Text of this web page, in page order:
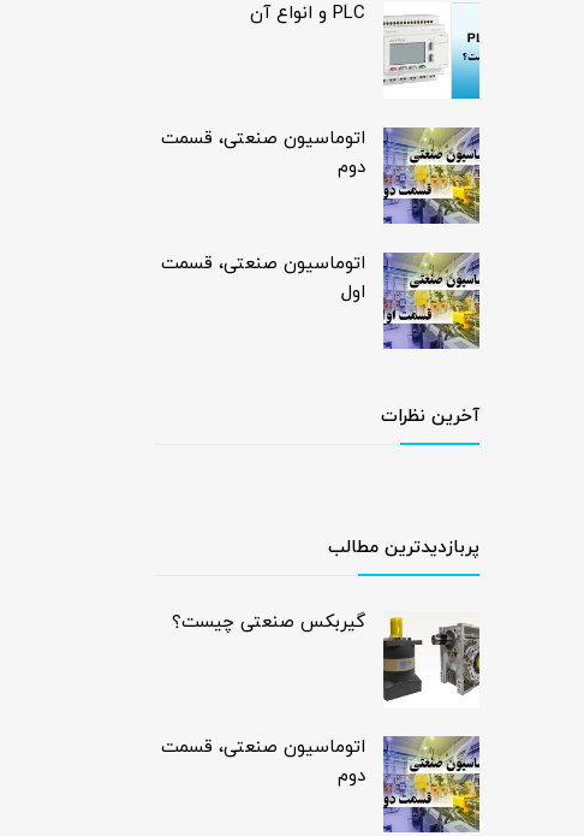
PLC و انواع آن
اتوماسیون صنعتی، قسمت
دوم
اتوماسیون صنعتی، قسمت
اول
آخرین نظرات
پربازدیدترین مطالب
گیربکس صنعتی چیست؟
اتوماسیون صنعتی، قسمت
دوم